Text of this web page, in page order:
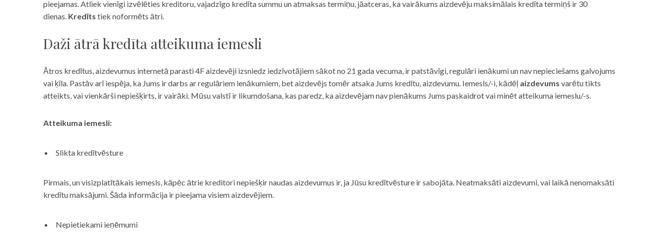
pieejamas. Atliek vienīgi izvēlēties kreditoru, vajadzīgo kredīta summu un atmaksas termiņu, jāatceras, ka vairākums aizdevēju maksimālais kredīta termiņš ir 30
dienas. Kredīts tiek noformēts ātri.
Daži ātrā kredīta atteikuma iemesli
Ātros kredītus, aizdevumus internetā parasti 4F aizdevēji izsniedz iedzīvotājiem sākot no 21 gada vecuma, ir patstāvīgi, regulāri ienākumi un nav nepieciešams galvojums
vai ķīla. Pastāv arī iespēja, ka Jums ir darbs ar regulāriem ienākumiem, bet aizdevējs tomēr atsaka Jums kredītu, aizdevumu. Iemesls/-i, kādēļ aizdevums varētu tikts
atteikts, vai vienkārši nepiešķirts, ir vairāki. Mūsu valstī ir likumdošana, kas paredz, ka aizdevējam nav pienākums Jums paskaidrot vai minēt atteikuma iemeslu/-s.
Atteikuma iemesli:
Slikta kredītvēsture
Pirmais, un visizplatītākais iemesls, kāpēc ātrie kreditori nepiešķir naudas aizdevumus ir, ja Jūsu kredītvēsture ir sabojāta. Neatmaksāti aizdevumi, vai laikā nenomaksāti
kredītu maksājumi. Šāda informācija ir pieejama visiem aizdevējiem.
Nepietiekami ieņēmumi